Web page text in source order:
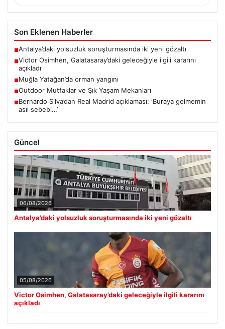
Son Eklenen Haberler
■Antalya’daki yolsuzluk soruşturmasında iki yeni gözaltı
■Victor Osimhen, Galatasaray’daki geleceğiyle ilgili kararını
açıkladı
■Muğla Yatağan’da orman yangını
■Outdoor Mutfaklar ve Şık Yaşam Mekanları
■Bernardo Silva’dan Real Madrid açıklaması: ‘Buraya gelmemin
asıl sebebi…’
Güncel
06/08/2026
Antalya’daki yolsuzluk soruşturmasında iki yeni gözaltı
05/08/2026
Victor Osimhen, Galatasaray’daki geleceğiyle ilgili kararını
açıkladı